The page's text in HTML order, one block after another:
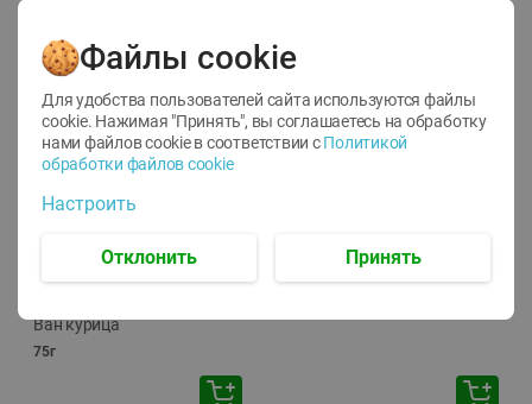
12
1.05 руб./
руб./шт
Корм влаж. для кош. с
Ван курица
75г
ТОФУ Vegetus ТВЕРДЫЙ
Файлы cookie
Для удобства пользователей сайта используются файлы
cookie. Нажимая "Принять", вы соглашаетесь на обработку
нами файлов cookie в соответствии с Политикой
обработки файлов cookie
Настроить
Отклонить Принять